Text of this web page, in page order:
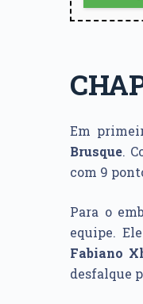
Em
Brusque.
com 9
Para o
equipe.
Fabiano
desfalque